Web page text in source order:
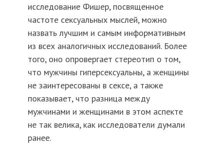
исследование Фишер, посвященное
частоте сексуальных мыслей, можно
назвать лучшим и самым информативным
из всех аналогичных исследований. Более
того, оно опровергает стереотип о том,
что мужчины гиперсексуальны, а женщины
не заинтересованы в сексе, а также
показывает, что разница между
мужчинами и женщинами в этом аспекте
не так велика, как исследователи думали
ранее.